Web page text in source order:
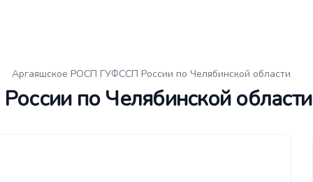
Аргаяшское РОСП ГУФССП России по Челябинской области
по Челябинской области